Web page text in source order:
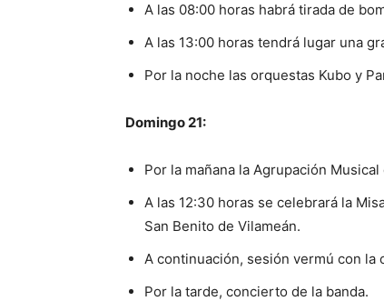
A las 08:00 horas habrá tirada de
A las 13:00 horas tendrá lugar una
Por la noche las orquestas Kubo y
Domingo 21:
Por la mañana la Agrupación
A las 12:30 horas se celebrará la
San Benito de Vilameán.
A continuación, sesión vermú con la
Por la tarde, concierto de la banda.